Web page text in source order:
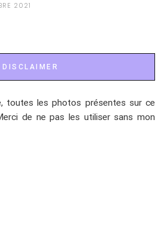
2021
DISCLAIMER
toutes les photos présentes sur ce
de ne pas les utiliser sans mon